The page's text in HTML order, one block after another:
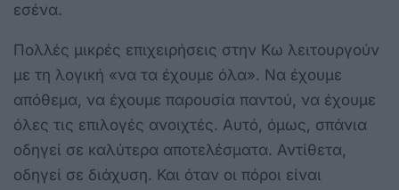
εσένα.
Πολλές μικρές επιχειρήσεις στην Κω λειτουργούν
με τη λογική «να τα έχουμε όλα». Να έχουμε
απόθεμα, να έχουμε παρουσία παντού, να έχουμε
όλες τις επιλογές ανοιχτές. Αυτό, όμως, σπάνια
οδηγεί σε καλύτερα αποτελέσματα. Αντίθετα,
οδηγεί σε διάχυση. Και όταν οι πόροι είναι